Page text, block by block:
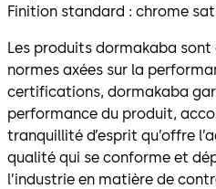
Finition standard : chrome
Les produits dormakaba
normes axées sur la
certifications, dormakaba
performance du produit,
tranquillité d’esprit qu’offre
qualité qui se conforme et
l’industrie en matière de